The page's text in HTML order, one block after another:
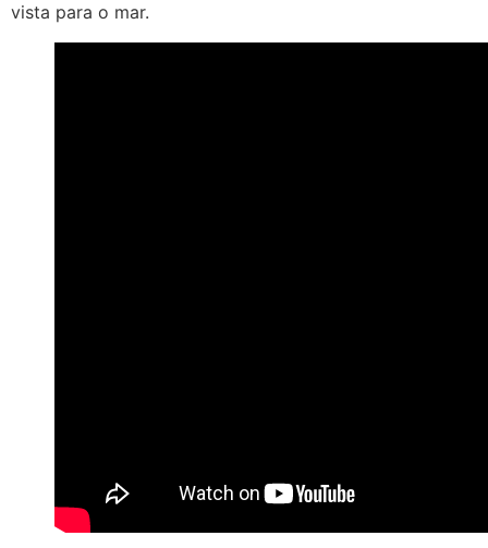
vista para o mar.